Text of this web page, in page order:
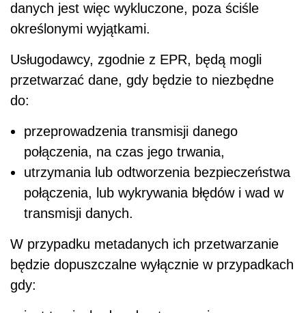
danych jest więc wykluczone, poza ściśle
określonymi wyjątkami.
Usługodawcy, zgodnie z EPR, będą mogli
przetwarzać dane, gdy będzie to niezbędne
do:
przeprowadzenia transmisji danego
połączenia, na czas jego trwania,
utrzymania lub odtworzenia bezpieczeństwa
połączenia, lub wykrywania błędów i wad w
transmisji danych.
W przypadku metadanych ich przetwarzanie
będzie dopuszczalne wyłącznie w przypadkach
gdy: